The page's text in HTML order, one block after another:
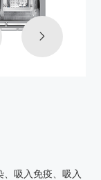
吸入免疫、吸入